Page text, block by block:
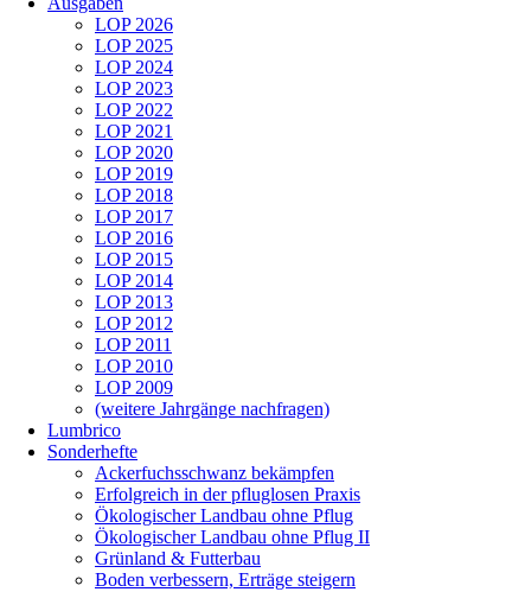
LOP 2026
LOP 2025
LOP 2024
LOP 2023
LOP 2022
LOP 2021
LOP 2020
LOP 2019
LOP 2018
LOP 2017
LOP 2016
LOP 2015
LOP 2014
LOP 2013
LOP 2012
LOP 2011
LOP 2010
LOP 2009
(weitere Jahrgänge nachfragen)
Lumbrico
Sonderhefte
Ackerfuchsschwanz bekämpfen
Erfolgreich in der pfluglosen Praxis
Ökologischer Landbau ohne Pflug
Ökologischer Landbau ohne Pflug II
Grünland & Futterbau
Boden verbessern, Erträge steigern